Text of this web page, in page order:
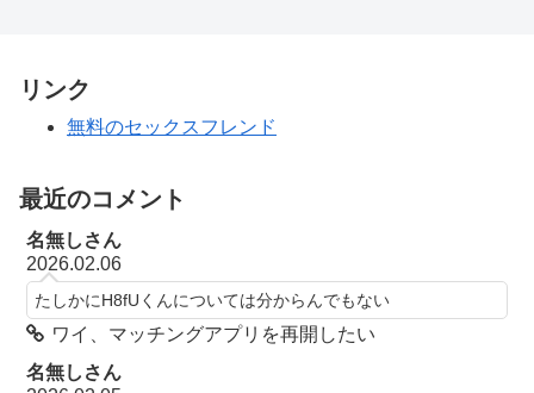
リンク
無料のセックスフレンド
最近のコメント
名無しさん
2026.02.06
たしかにH8fUくんについては分からんでもない
ワイ、マッチングアプリを再開したい
名無しさん